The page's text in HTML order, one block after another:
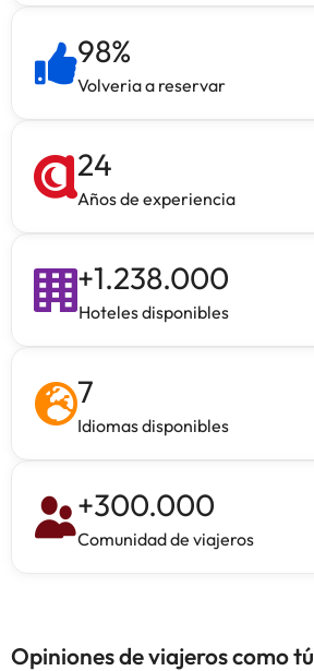
98%
Volveria a reservar
24
Años de experiencia
+1.238.000
Hoteles disponibles
7
Idiomas disponibles
+300.000
Comunidad de viajeros
Opiniones de viajeros como tú